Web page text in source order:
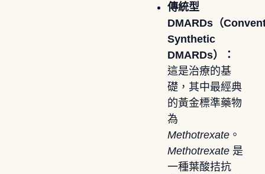
傳統型
DMARDs（
Synthetic
DMARDs）：
這是治療的基
礎，其中最經典
的黃金標準藥物
為
Methotrexate。
Methotrexate是
一種葉酸拮抗